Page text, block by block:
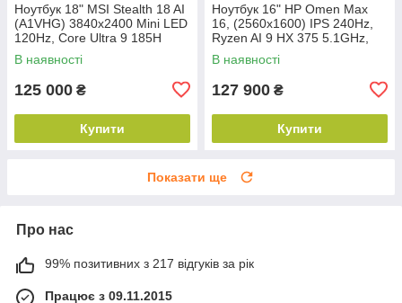
Ноутбук 18" MSI Stealth 18 AI
(A1VHG) 3840х2400 Mini LED
120Hz, Core Ultra 9 185H
5.1GHz, DDR5 32ГБ, NVME
1TБ, RTX 4080 12ГБ, NEW
В наявності
125 000 ₴
Купити
Ноутбук 16" HP Omen Max
16, (2560x1600) IPS 240Hz,
Ryzen AI 9 HX 375 5.1GHz,
DDR5 32ГБ, NVME 1TБ, RTX
5080 16ГБ, NEW (REF)
В наявності
127 900 ₴
Купити
Показати ще
Про нас
99% позитивних з 217 відгуків за рік
Працює з 09.11.2015